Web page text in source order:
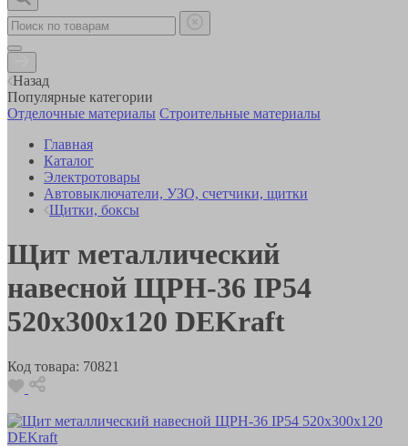
Назад
Популярные категории
Отделочные материалы Строительные материалы
Главная
Каталог
Электротовары
Автовыключатели, УЗО, счетчики, щитки
Щитки, боксы
Щит металлический
навесной ЩРН-36 IP54
520х300х120 DEKraft
Код товара: 70821